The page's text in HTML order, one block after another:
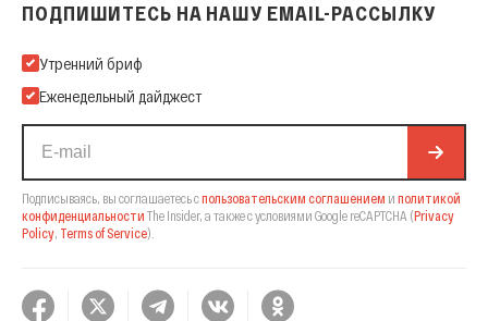
ПОДПИШИТЕСЬ НА НАШУ EMAIL-РАССЫЛКУ
Подпишитесь на нашу Email-рассылку
Утренний бриф
Еженедельный дайджест
Подписываясь, вы соглашаетесь спользовательским соглашением и политикой
конфиденциальности The Insider, а также с условиями Google reCAPTCHA (Privacy
Policy, Terms of Service).